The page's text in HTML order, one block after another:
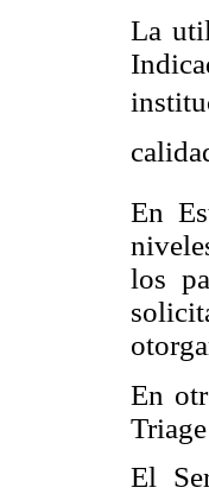
La
En
los
En
El